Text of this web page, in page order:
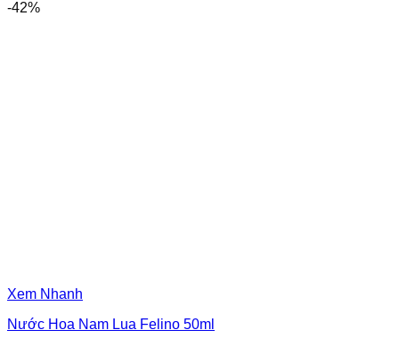
-42%
Xem Nhanh
Nước Hoa Nam Lua Felino 50ml